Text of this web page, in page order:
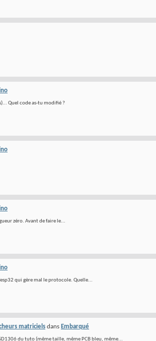
Quel code as-tu modifié ?
zéro. Avant de faire le...
qui gère mal le protocole. Quelle...
matriciels dans Embarqué
du tuto (même taille, même PCB bleu, même...